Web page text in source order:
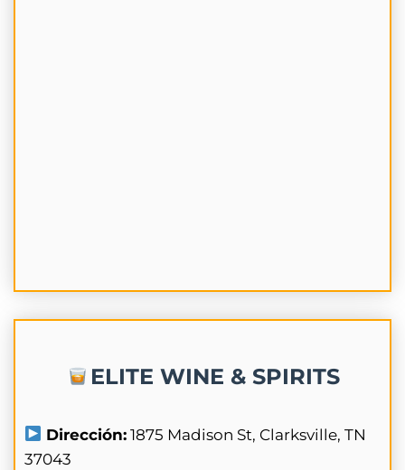
ELITE WINE & SPIRITS
Dirección: 1875 Madison St, Clarksville, TN
37043